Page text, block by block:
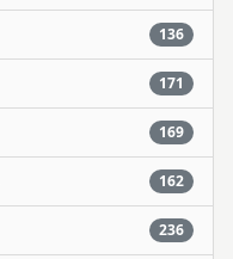
136
171
169
162
236